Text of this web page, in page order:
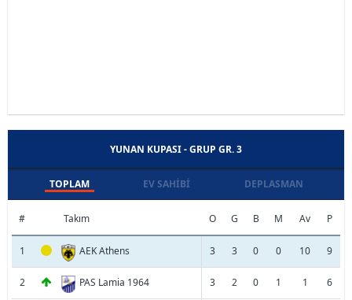
YUNAN KUPASI - GRUP GR. 3
TOPLAM EV SAHIBI DEPLASMAN
# Takım O G B M Av P
1 AEK Athens 3 3 0 0 10 9
2 PAS Lamia 1964 3 2 0 1 1 6